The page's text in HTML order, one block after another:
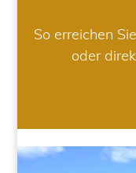
So erreichen
oder